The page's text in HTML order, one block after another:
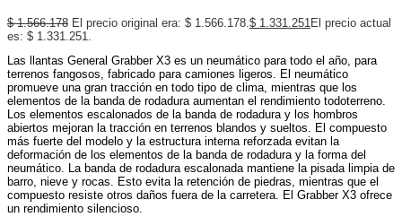
$1.566.178 El precio original era: $ 1.566.178. $ 1.331.251 El precio actual
es: $ 1.331.251.
Las llantas General Grabber X3 es un neumático para todo el año, para
terrenos fangosos, fabricado para camiones ligeros. El neumático
promueve una gran tracción en todo tipo de clima, mientras que los
elementos de la banda de rodadura aumentan el rendimiento todoterreno.
Los elementos escalonados de la banda de rodadura y los hombros
abiertos mejoran la tracción en terrenos blandos y sueltos. El compuesto
más fuerte del modelo y la estructura interna reforzada evitan la
deformación de los elementos de la banda de rodadura y la forma del
neumático. La banda de rodadura escalonada mantiene la pisada limpia de
barro, nieve y rocas. Esto evita la retención de piedras, mientras que el
compuesto resiste otros daños fuera de la carretera. El Grabber X3 ofrece
un rendimiento silencioso.